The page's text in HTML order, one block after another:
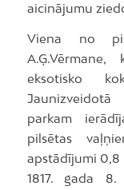
aicinājumu
Viena no
eksotisko
parkam
pilsētas
apstādījumi 0,8
1817. gada